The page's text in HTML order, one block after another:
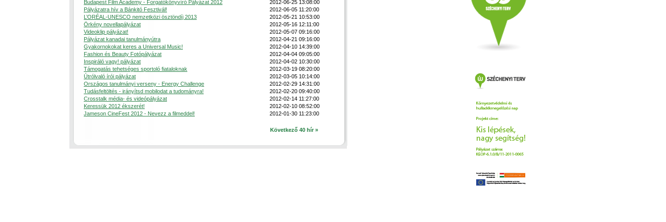
Budapest Film Academy - Forgatókönyvíró Pályázat 2012
2012-06-25 13:08:00
Pályázatra hív a Bánkitó Fesztivál!
2012-06-05 11:20:00
L’ORÉAL-UNESCO nemzetközi ösztöndíj 2013
2012-05-21 10:53:00
Örkény novellapályázat
2012-05-16 12:11:00
Videoklip pályázat!
2012-05-07 09:16:00
Pályázat kanadai tanulmányútra
2012-04-21 09:16:00
Gyakornokokat keres a Universal Music!
2012-04-10 14:39:00
Fashion és Beauty Fotópályázat
2012-04-04 09:05:00
Inspiráló vagy! pályázat
2012-04-02 10:30:00
Támogatás tehetséges sportoló fiataloknak
2012-03-19 08:20:00
Útrólvaló írói pályázat
2012-03-05 10:14:00
Országos tanulmányi verseny - Energy Challenge
2012-02-29 14:31:00
Tudásfeltöltés - irányítsd mobilodat a tudományra!
2012-02-20 09:40:00
Crosstalk média- és videópályázat
2012-02-14 11:27:00
Keressük 2012 ékszerét!
2012-02-10 08:52:00
Jameson CineFest 2012 - Nevezz a filmeddel!
2012-01-30 11:23:00
Következő 40 hír »